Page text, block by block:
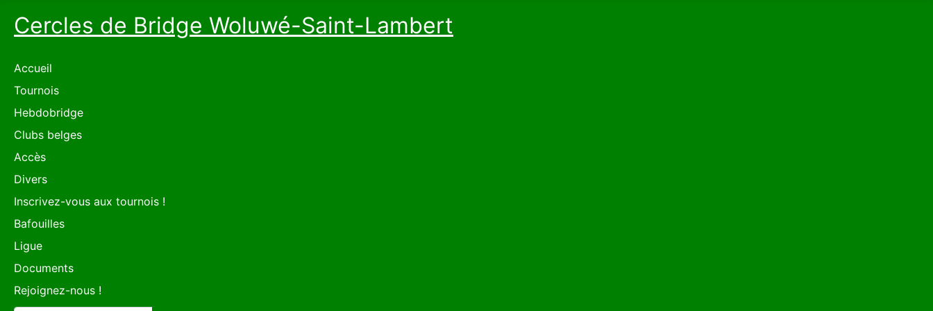
Cercles de Bridge Woluwé-Saint-Lambert
Accueil
Tournois
Hebdobridge
Clubs belges
Accès
Divers
Inscrivez-vous aux tournois !
Bafouilles
Ligue
Documents
Rejoignez-nous !